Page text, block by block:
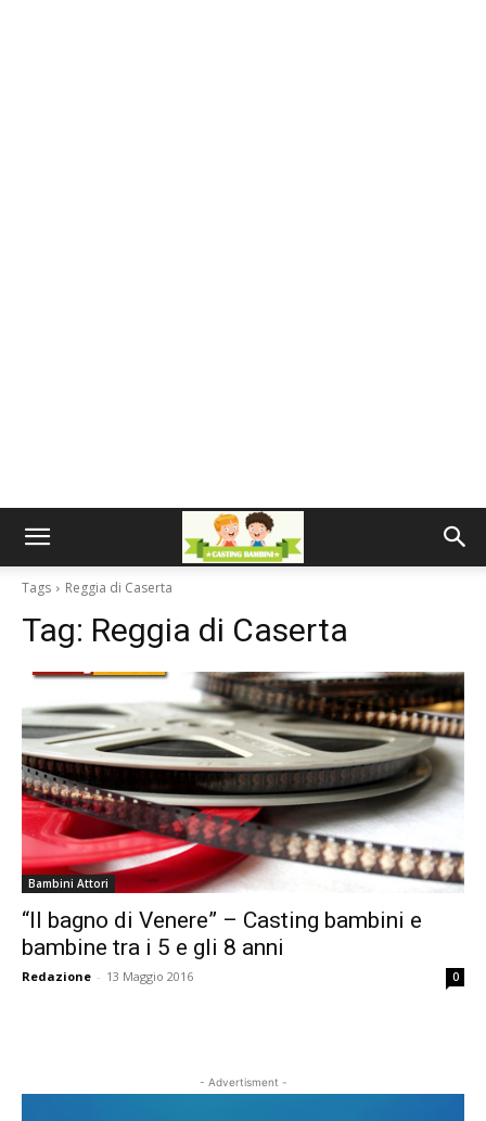
Tags Reggia di Caserta
Tag: Reggia di Caserta
Bambini Attori
“Il bagno di Venere” – Casting bambini e
bambine tra i 5 e gli 8 anni
Redazione - 13 Maggio 2016 0
- Advertisment -